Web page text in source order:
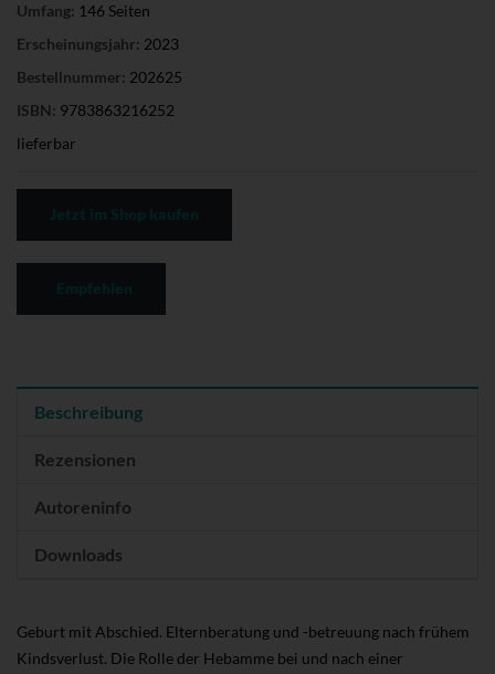
Umfang: 146 Seiten
Erscheinungsjahr: 2023
Bestellnummer: 202625
ISBN: 9783863216252
lieferbar
Beschreibung
Rezensionen
Autoreninfo
Downloads
Geburt mit Abschied. Elternberatung und -betreuung nach frühem
Kindsverlust. Die Rolle der Hebamme bei und nach einer